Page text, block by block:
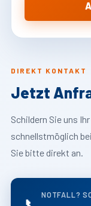
DIREKT KONTAKT
Jetzt
Schildern Sie uns
schnellstmöglich
Sie bitte direkt an.
NOTFALL?